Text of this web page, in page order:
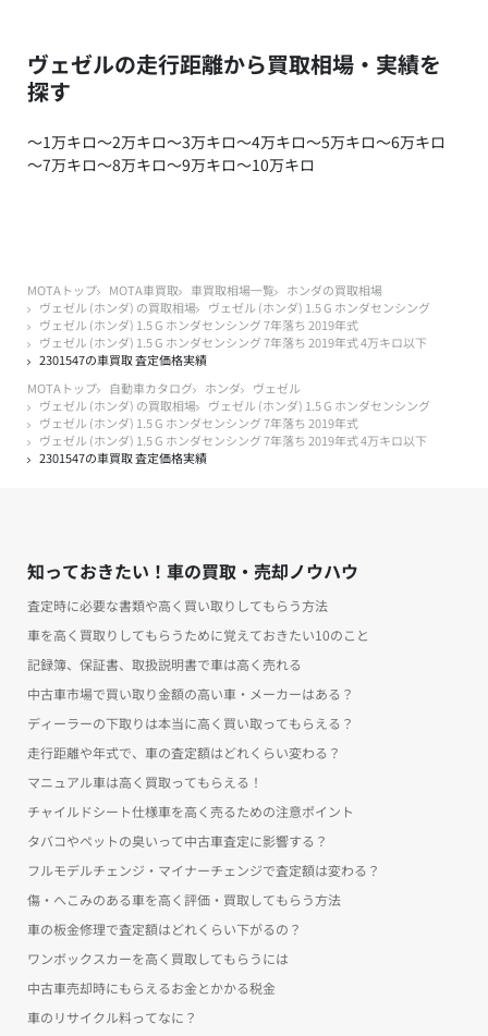
ヴェゼルの走行距離から買取相場・実績を
探す
～1万キロ～2万キロ～3万キロ～4万キロ～5万キロ～6万キロ
～7万キロ～8万キロ～9万キロ～10万キロ
MOTAトップ MOTA車買取 車買取相場一覧
ホンダの買取相場
ヴェゼル (ホンダ) の買取相場
ヴェゼル (ホンダ) 1.5 G ホンダセンシング
ヴェゼル (ホンダ) 1.5 G ホンダセンシング 7年落ち 2019年式
ヴェゼル (ホンダ) 1.5 G ホンダセンシング 7年落ち 2019年式 4万キロ以下
2301547の車買取 査定価格実績
MOTAトップ
自動車カタログ ホンダ
ヴェゼル
ヴェゼル (ホンダ) の買取相場
ヴェゼル (ホンダ) 1.5 G ホンダセンシング
ヴェゼル (ホンダ) 1.5 G ホンダセンシング 7年落ち 2019年式
ヴェゼル (ホンダ) 1.5 G ホンダセンシング 7年落ち 2019年式 4万キロ以下
2301547の車買取 査定価格実績
知っておきたい！車の買取・売却ノウハウ
査定時に必要な書類や高く買い取りしてもらう方法
車を高く買取りしてもらうために覚えておきたい10のこと
記録簿、保証書、取扱説明書で車は高く売れる
中古車市場で買い取り金額の高い車・メーカーはある？
ディーラーの下取りは本当に高く買い取ってもらえる？
走行距離や年式で、車の査定額はどれくらい変わる？
マニュアル車は高く買取ってもらえる！
チャイルドシート仕様車を高く売るための注意ポイント
タバコやペットの臭いって中古車査定に影響する？
フルモデルチェンジ・マイナーチェンジで査定額は変わる？
傷・へこみのある車を高く評価・買取してもらう方法
車の板金修理で査定額はどれくらい下がるの？
ワンボックスカーを高く買取してもらうには
中古車売却時にもらえるお金とかかる税金
車のリサイクル料ってなに？